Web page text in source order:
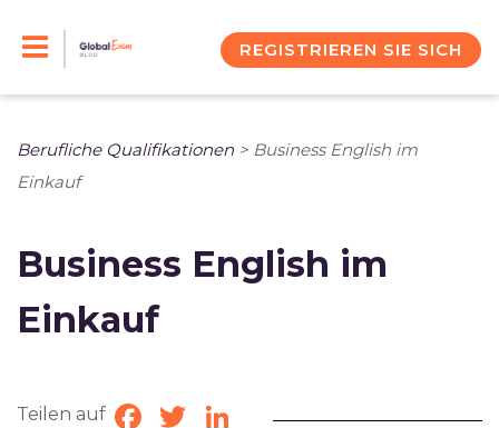
REGISTRIEREN SIE SICH
Berufliche Qualifikationen > Business English im
Einkauf
Business English im
Einkauf
Teilen auf Facebook
TwitterLinkedIn